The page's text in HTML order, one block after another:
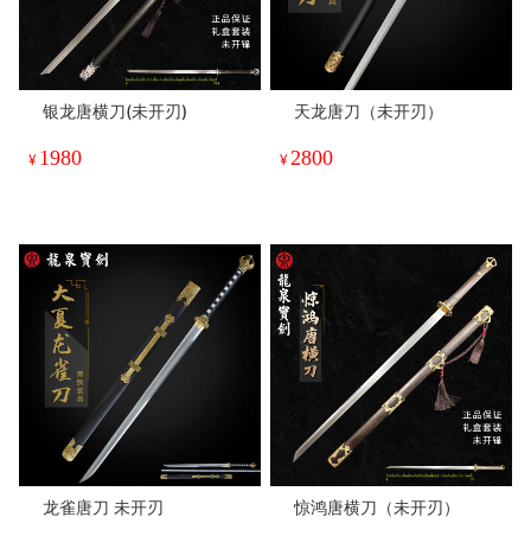
银龙唐横刀(未开刃)
¥ 1980
天龙唐刀（未开刃）
¥ 2800
龙雀唐刀 未开刃 惊鸿唐横刀（未开刃）